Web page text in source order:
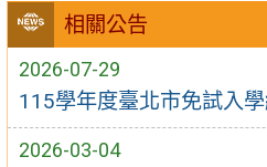
相關公告
2026-07-29
115學年度臺北市免試入
2026-03-04